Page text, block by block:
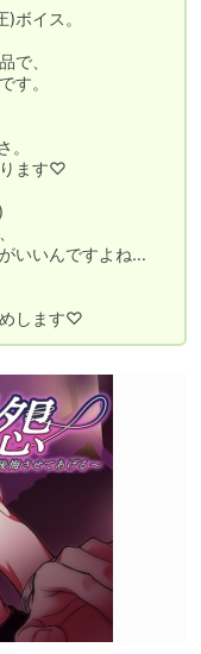
ボイス。
で、
す。
。
ります♡
いいんですよね…
めします♡